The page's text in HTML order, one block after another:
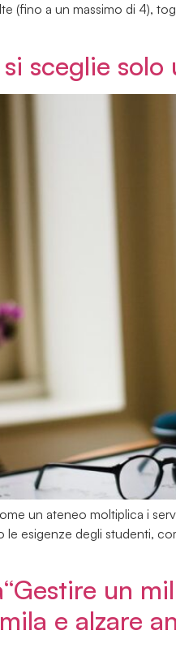
(fino a un massimo di 4),
sceglie
un ateneo moltiplica i
esigenze degli studenti,
un
e alzare